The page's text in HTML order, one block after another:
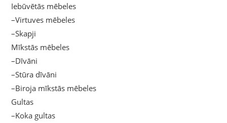
Iebūvētās mēbeles
–Virtuves mēbeles
–Skapji
Mīkstās mēbeles
–Dīvāni
–Stūra dīvāni
–Biroja mīkstās mēbeles
Gultas
–Koka gultas